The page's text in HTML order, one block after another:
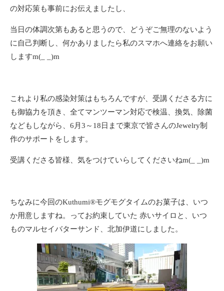
の対応策も事前にお伝えましたし、
当日の体調次第もあると思うので、どうぞご無理のないよう
に自己判断し、何かありましたら私のスマホへ連絡をお願い
しますm(_ _)m
これより私の感染対策はもちろんですが、受講くださる方に
も御協力を頂き、全てマンツーマン対応で検温、換気、除菌
などもしながら、6月3～18日まで東京で皆さんのJewelry制
作のサポートをします。
受講くださる皆様、気をつけていらしてくださいねm(_ _)m
ちなみに今回のKuthumi®️モグモグタイムのお菓子は、いつ
か用意しますね。ってお約束していた 赤いサイロと、いつ
ものマルセイバターサンド、北加伊道にしました。